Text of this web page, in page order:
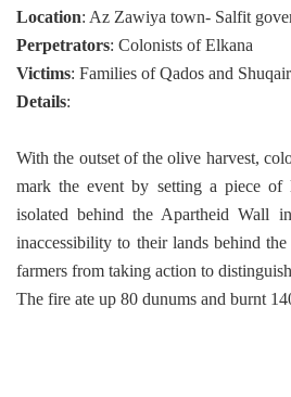
Location: Az Zawiya town- Salfit
Perpetrators: Colonists of Elkana
Victims: Families of Qados and Shuqair
Details:
With the outset of the olive harvest,
mark the event by setting a piece
isolated behind the Apartheid Wall
inaccessibility to their lands behind
farmers from taking action to
The fire ate up 80 dunums and burnt